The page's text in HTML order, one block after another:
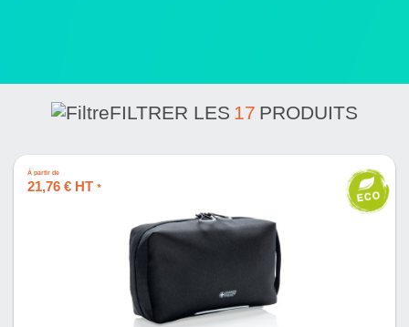
FILTRER LES 17 PRODUITS
À partir de
21,76 € HT *